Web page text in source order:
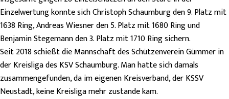
Einzelwertung konnte sich Christoph Schaumburg den 9. Platz mit
1638 Ring, Andreas Wiesner den 5. Platz mit 1680 Ring und
Benjamin Stegemann den 3. Platz mit 1710 Ring sichern.
Seit 2018 schießt die Mannschaft des Schützenverein Gümmer in
der Kreisliga des KSV Schaumburg. Man hatte sich damals
zusammengefunden, da im eigenen Kreisverband, der KSSV
Neustadt, keine Kreisliga mehr zustande kam.